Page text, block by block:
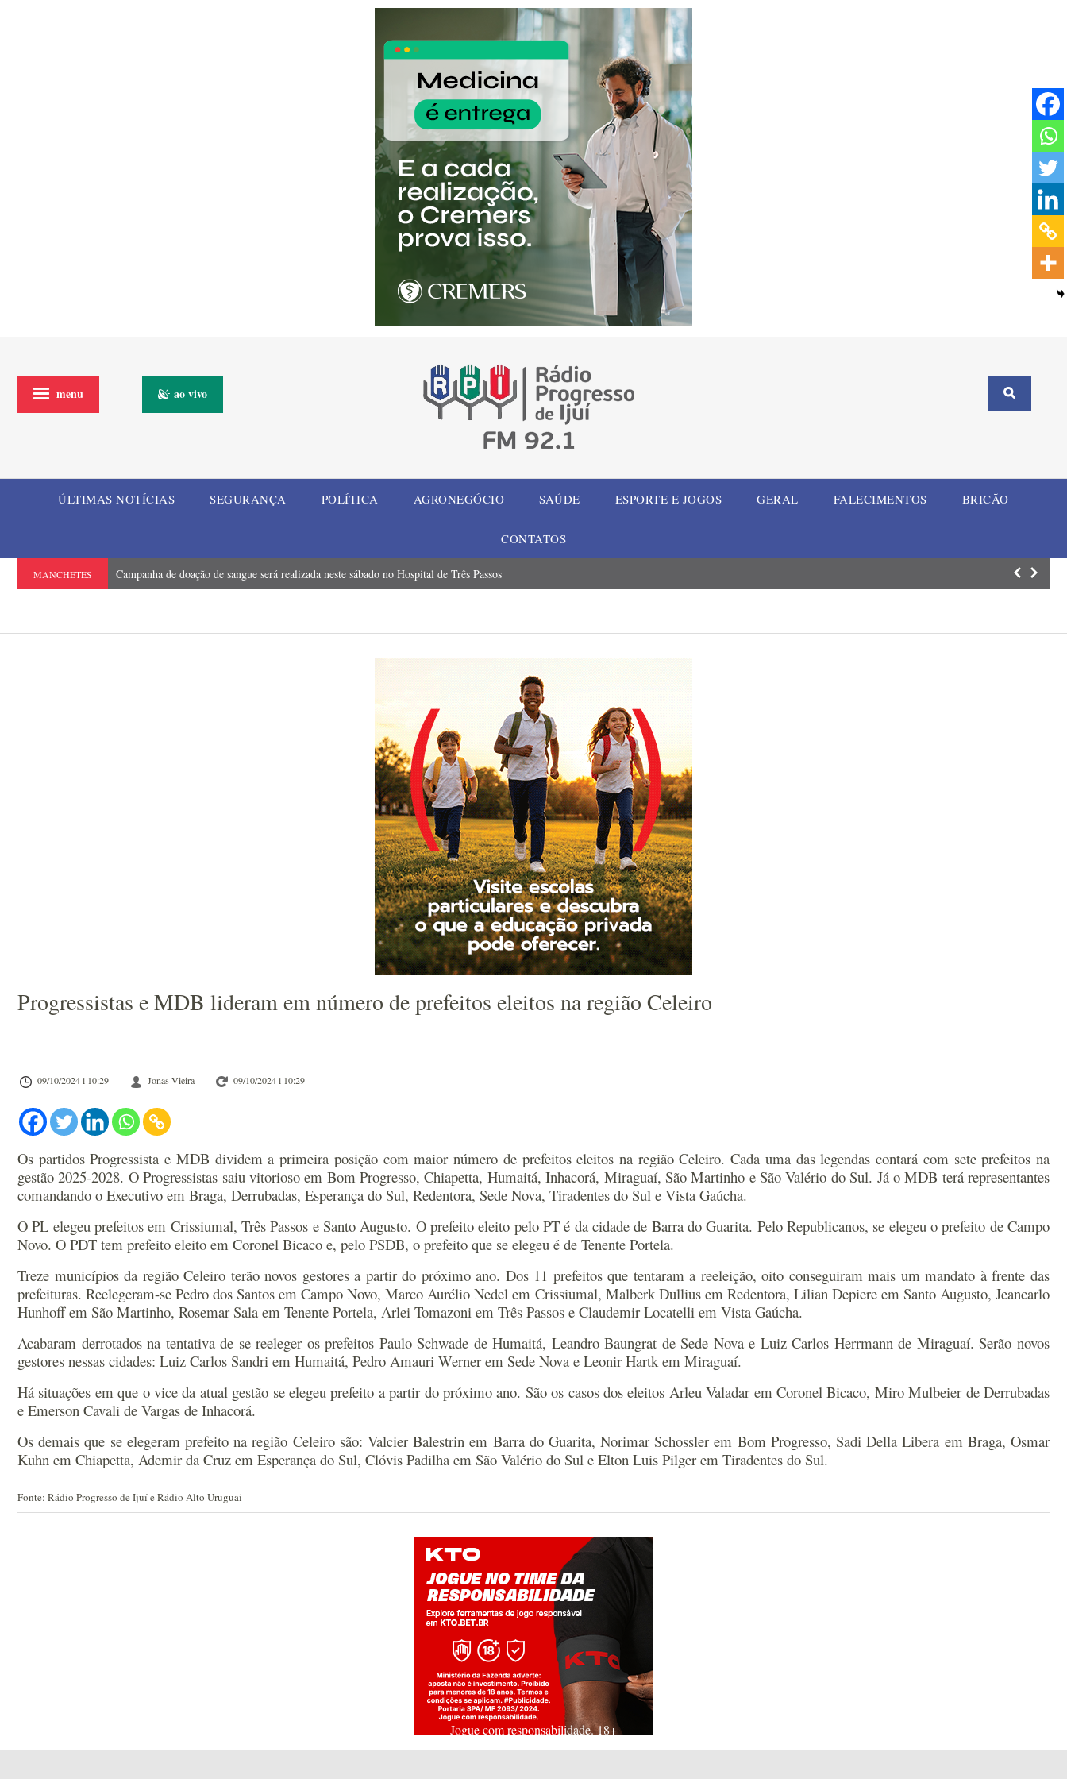
menu ao vivo
ÚLTIMAS NOTÍCIAS SEGURANÇA POLÍTICA AGRONEGÓCIO SAÚDE ESPORTE E JOGOS GERAL FALECIMENTOS BRICÃO
CONTATOS
MANCHETES Campanha de doação de sangue será realizada neste sábado no Hospital de Três Passos Prazo para
Progressistas e MDB lideram em número de prefeitos eleitos na região Celeiro
09/10/2024 l 10:29 Jonas Vieira 09/10/2024 l 10:29
Os partidos Progressista e MDB dividem a primeira posição com maior número de prefeitos eleitos na região Celeiro. Cada uma das legendas contará com sete prefeitos na
gestão 2025-2028. O Progressistas saiu vitorioso em Bom Progresso, Chiapetta, Humaitá, Inhacorá, Miraguaí, São Martinho e São Valério do Sul. Já o MDB terá representantes
comandando o Executivo em Braga, Derrubadas, Esperança do Sul, Redentora, Sede Nova, Tiradentes do Sul e Vista Gaúcha.
O PL elegeu prefeitos em Crissiumal, Três Passos e Santo Augusto. O prefeito eleito pelo PT é da cidade de Barra do Guarita. Pelo Republicanos, se elegeu o prefeito de Campo
Novo. O PDT tem prefeito eleito em Coronel Bicaco e, pelo PSDB, o prefeito que se elegeu é de Tenente Portela.
Treze municípios da região Celeiro terão novos gestores a partir do próximo ano. Dos 11 prefeitos que tentaram a reeleição, oito conseguiram mais um mandato à frente das
prefeituras. Reelegeram-se Pedro dos Santos em Campo Novo, Marco Aurélio Nedel em Crissiumal, Malberk Dullius em Redentora, Lilian Depiere em Santo Augusto, Jeancarlo
Hunhoff em São Martinho, Rosemar Sala em Tenente Portela, Arlei Tomazoni em Três Passos e Claudemir Locatelli em Vista Gaúcha.
Acabaram derrotados na tentativa de se reeleger os prefeitos Paulo Schwade de Humaitá, Leandro Baungrat de Sede Nova e Luiz Carlos Herrmann de Miraguaí. Serão novos
gestores nessas cidades: Luiz Carlos Sandri em Humaitá, Pedro Amauri Werner em Sede Nova e Leonir Hartk em Miraguaí.
Há situações em que o vice da atual gestão se elegeu prefeito a partir do próximo ano. São os casos dos eleitos Arleu Valadar em Coronel Bicaco, Miro Mulbeier de Derrubadas
e Emerson Cavali de Vargas de Inhacorá.
Os demais que se elegeram prefeito na região Celeiro são: Valcier Balestrin em Barra do Guarita, Norimar Schossler em Bom Progresso, Sadi Della Libera em Braga, Osmar
Kuhn em Chiapetta, Ademir da Cruz em Esperança do Sul, Clóvis Padilha em São Valério do Sul e Elton Luis Pilger em Tiradentes do Sul.
Fonte: Rádio Progresso de Ijuí e Rádio Alto Uruguai
Jogue com responsabilidade. 18+